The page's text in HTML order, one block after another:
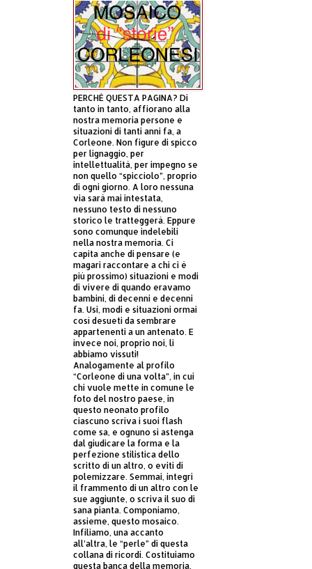
PERCHÈ QUESTA PAGINA? Di
tanto in tanto, affiorano alla
nostra memoria persone e
situazioni di tanti anni fa, a
Corleone. Non figure di spicco
per lignaggio, per
intellettualità, per impegno se
non quello “spicciolo”, proprio
di ogni giorno. A loro nessuna
via sarà mai intestata,
nessuno testo di nessuno
storico le tratteggerà. Eppure
sono comunque indelebili
nella nostra memoria. Ci
capita anche di pensare (e
magari raccontare a chi ci è
più prossimo) situazioni e modi
di vivere di quando eravamo
bambini, di decenni e decenni
fa. Usi, modi e situazioni ormai
così desueti da sembrare
appartenenti a un antenato. E
invece noi, proprio noi, li
abbiamo vissuti!
Analogamente al profilo
“Corleone di una volta”, in cui
chi vuole mette in comune le
foto del nostro paese, in
questo neonato profilo
ciascuno scriva i suoi flash
come sa, e ognuno si astenga
dal giudicare la forma e la
perfezione stilistica dello
scritto di un altro, o eviti di
polemizzare. Semmai, integri
il frammento di un altro con le
sue aggiunte, o scriva il suo di
sana pianta. Componiamo,
assieme, questo mosaico.
Infiliamo, una accanto
all’altra, le “perle” di questa
collana di ricordi. Costituiamo
questa banca della memoria,